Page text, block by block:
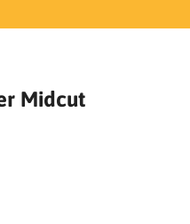
Midcut